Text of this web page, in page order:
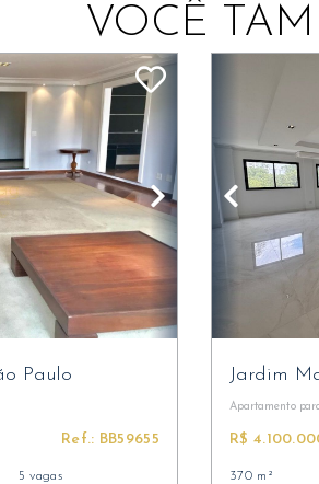
VOCÊ
Paulo
Ref.: BB59655
5 vagas
Jardim
Apartamento
R$
370 m²